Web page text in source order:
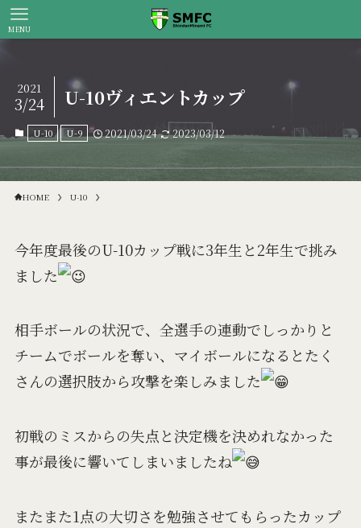
MENU
U-10ヴィエントカップ
2021
3/24
U-10 U-9 2021/03/24 2023/03/12
HOME U-10
今年度最後のU-10カップ戦に3年生と2年生で挑み
ました
相手ボールの状況で、全選手の連動でしっかりと
チームでボールを奪い、マイボールになるとたく
さんの選択肢から攻撃を楽しみました
初戦のミスからの失点と決定機を決めれなかった
事が最後に響いてしまいましたね
またまた1点の大切さを勉強させてもらったカップ